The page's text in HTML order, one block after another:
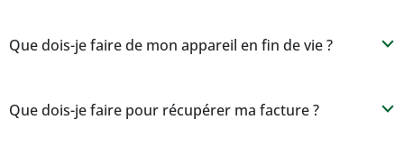
b
Que dois-je faire de mon appareil en fin de vie ?
b
Que dois-je faire pour récupérer ma facture ?